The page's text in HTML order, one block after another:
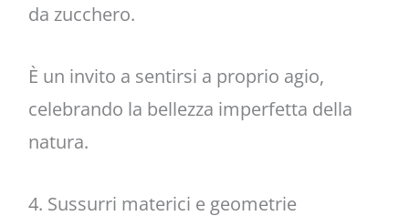
da zucchero.
È un invito a sentirsi a proprio agio,
celebrando la bellezza imperfetta della
natura.
4. Sussurri materici e geometrie